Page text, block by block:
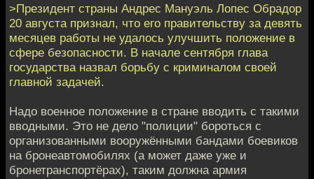
>Президент страны Андрес Мануэль Лопес Обрадор
20 августа признал, что его правительству за девять
месяцев работы не удалось улучшить положение в
сфере безопасности. В начале сентября глава
государства назвал борьбу с криминалом своей
главной задачей.
Надо военное положение в стране вводить с такими
вводными. Это не дело "полиции" бороться с
организованными вооружёнными бандами боевиков
на бронеавтомобилях (а может даже уже и
бронетранспортёрах), таким должна армия